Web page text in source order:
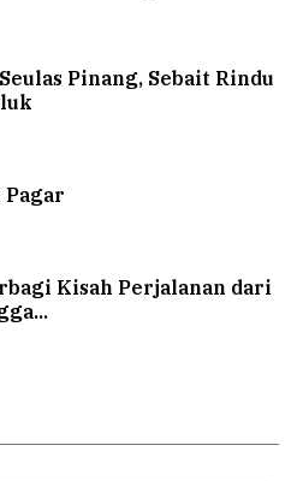
Pinang, Sebait Rindu
Kisah Perjalanan dari